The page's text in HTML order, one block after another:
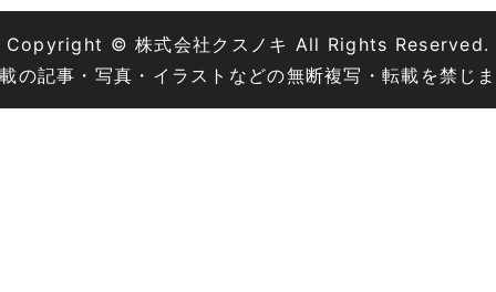
Copyright © 株式会社クスノキ All Rights Reserved.
の記事・写真・イラストなどの無断複写・転載を禁じ